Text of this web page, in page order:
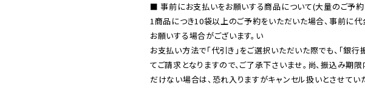
■ 事前にお支払いをお願いする商品について(大量のご予約
1商品につき10袋以上のご予約をいただいた場合、事前に
お願いする場合がございます。い
お支払い方法で「代引き」をご選択いただいた際でも、「銀行
てご請求となりますので、ご了承下さいませ。尚、振込み期
だけない場合は、恐れ入りますがキャンセル扱いとさせてい